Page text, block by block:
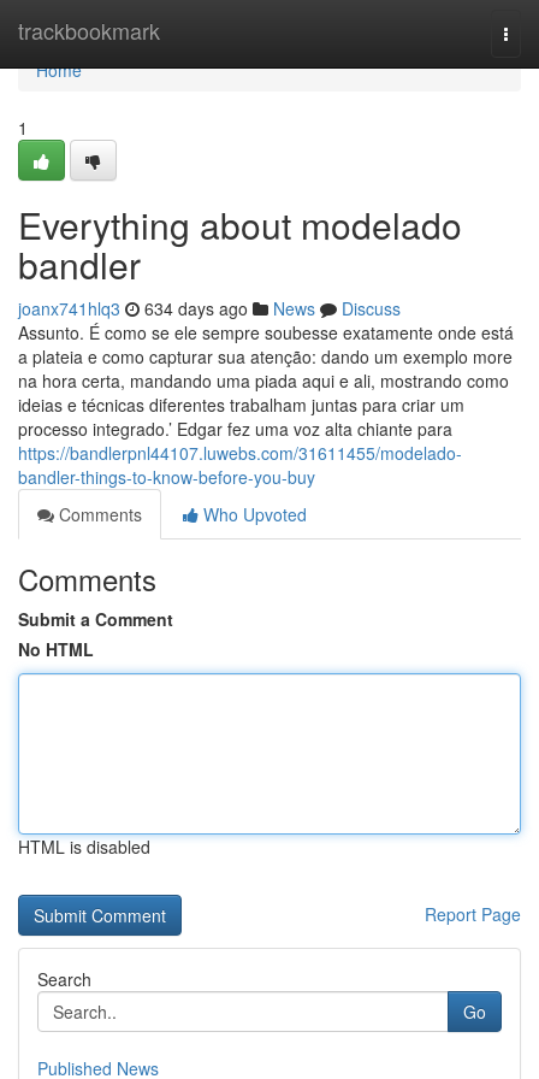
trackbookmark
Home
Home
1
Everything about modelado
bandler
joanx741hlq3 634 days ago News
Discuss
Assunto. É como se ele sempre soubesse exatamente onde está
a plateia e como capturar sua atenção: dando um exemplo more
na hora certa, mandando uma piada aqui e ali, mostrando como
ideias e técnicas diferentes trabalham juntas para criar um
processo integrado.’ Edgar fez uma voz alta chiante para
https://bandlerpnl44107.luwebs.com/31611455/modelado-
bandler-things-to-know-before-you-buy
Comments
Who Upvoted
Comments
Submit a Comment
No HTML
HTML is disabled
Report Page
Search
Go
Published News